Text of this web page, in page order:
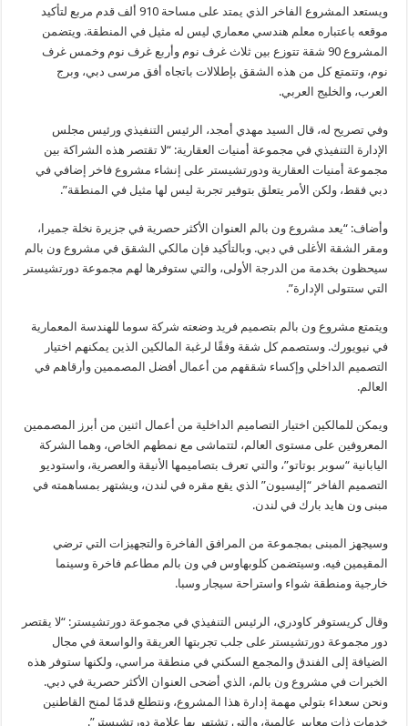
ويستعد المشروع الفاخر الذي يمتد على مساحة 910 ألف قدم مربع لتأكيد
موقعه باعتباره معلم هندسي معماري ليس له مثيل في المنطقة. ويتضمن
المشروع 90 شقة تتوزع بين ثلاث غرف نوم وأربع غرف نوم وخمس غرف
نوم، وتتمتع كل من هذه الشقق بإطلالات باتجاه أفق مرسى دبي، وبرج
العرب، والخليج العربي.
وفي تصريح له، قال السيد مهدي أمجد، الرئيس التنفيذي ورئيس مجلس
الإدارة التنفيذي في مجموعة أمنيات العقارية: “لا تقتصر هذه الشراكة بين
مجموعة أمنيات العقارية ودورتشيستر على إنشاء مشروع فاخر إضافي في
دبي فقط، ولكن الأمر يتعلق بتوفير تجربة ليس لها مثيل في المنطقة”.
وأضاف: “يعد مشروع ون بالم العنوان الأكثر حصرية في جزيرة نخلة جميرا،
ومقر الشقة الأغلى في دبي. وبالتأكيد فإن مالكي الشقق في مشروع ون بالم
سيحظون بخدمة من الدرجة الأولى، والتي ستوفرها لهم مجموعة دورتشيستر
التي ستتولى الإدارة”.
ويتمتع مشروع ون بالم بتصميم فريد وضعته شركة سوما للهندسة المعمارية
في نيويورك. وستصمم كل شقة وفقًا لرغبة المالكين الذين يمكنهم اختيار
التصميم الداخلي وإكساء شققهم من أعمال أفضل المصممين وأرقاهم في
العالم.
ويمكن للمالكين اختيار التصاميم الداخلية من أعمال اثنين من أبرز المصممين
المعروفين على مستوى العالم، لتتماشى مع نمطهم الخاص، وهما الشركة
اليابانية “سوبر بوتاتو”، والتي تعرف بتصاميمها الأنيقة والعصرية، واستوديو
التصميم الفاخر “إليسيون” الذي يقع مقره في لندن، ويشتهر بمساهمته في
مبنى ون هايد بارك في لندن.
وسيجهز المبنى بمجموعة من المرافق الفاخرة والتجهيزات التي ترضي
المقيمين فيه. وسيتضمن كلوبهاوس في ون بالم مطاعم فاخرة وسينما
خارجية ومنطقة شواء واستراحة سيجار وسبا.
وقال كريستوفر كاودري، الرئيس التنفيذي في مجموعة دورتشيستر: “لا يقتصر
دور مجموعة دورتشيستر على جلب تجربتها العريقة والواسعة في مجال
الضيافة إلى الفندق والمجمع السكني في منطقة مراسي، ولكنها ستوفر هذه
الخبرات في مشروع ون بالم، الذي أضحى العنوان الأكثر حصرية في دبي.
ونحن سعداء بتولي مهمة إدارة هذا المشروع، ونتطلع قدمًا لمنح القاطنين
خدمات ذات معايير عالمية، والتي تشتهر بها علامة دورتشيستر”.